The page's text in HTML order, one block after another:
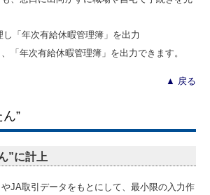
「年次有給休暇管理簿」を出力できます。
▲ 戻る
”
”に計上
JA取引データをもとにして、最小限の入力作